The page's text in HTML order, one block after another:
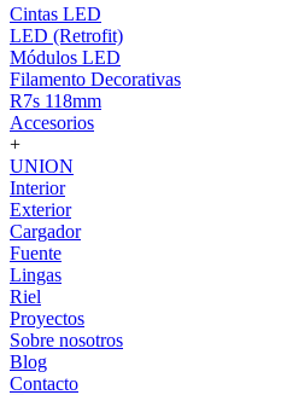
Cintas LED
LED (Retrofit)
Módulos LED
Filamento Decorativas
R7s 118mm
Accesorios
+
UNION
Interior
Exterior
Cargador
Fuente
Lingas
Riel
Proyectos
Sobre nosotros
Blog
Contacto